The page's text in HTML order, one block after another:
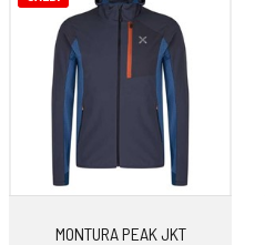
MONTURA PEAK JKT